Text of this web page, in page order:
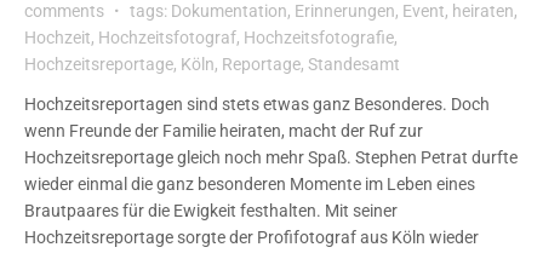
comments
tags: Dokumentation, Erinnerungen, Event, heiraten,
Hochzeit, Hochzeitsfotograf, Hochzeitsfotografie,
Hochzeitsreportage, Köln, Reportage, Standesamt
Hochzeitsreportagen sind stets etwas ganz Besonderes. Doch
wenn Freunde der Familie heiraten, macht der Ruf zur
Hochzeitsreportage gleich noch mehr Spaß. Stephen Petrat durfte
wieder einmal die ganz besonderen Momente im Leben eines
Brautpaares für die Ewigkeit festhalten. Mit seiner
Hochzeitsreportage sorgte der Profifotograf aus Köln wieder